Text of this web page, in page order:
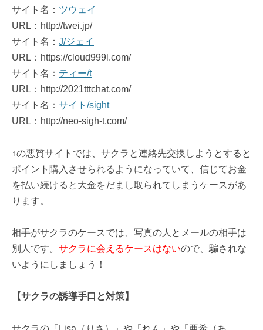
サイト名： ツウェイ
URL：http://twei.jp/
サイト名： J/ジェイ
URL：https://cloud999l.com/
サイト名： ティー/t
URL：http://2021tttchat.com/
サイト名： サイト/sight
URL：http://neo-sigh-t.com/
↑の悪質サイトでは、サクラと連絡先交換しようとすると
ポイント購入させられるようになっていて、信じてお金
を払い続けると大金をだまし取られてしまうケースがあ
ります。
相手がサクラのケースでは、写真の人とメールの相手は
別人です。 サクラに会えるケースはないので、騙されな
いようにしましょう！
【サクラの誘導手口と対策】